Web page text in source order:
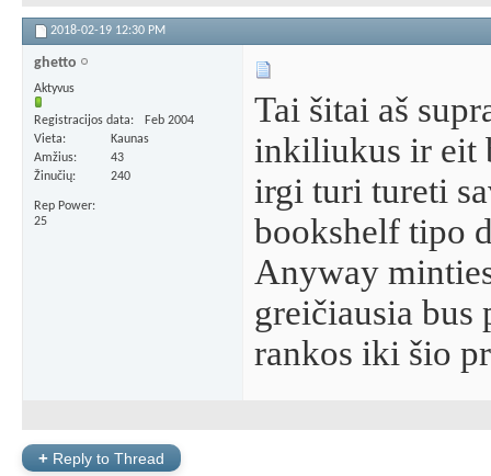
2018-02-19 12:30 PM
ghetto
Aktyvus
Registracijos data
Feb 2004
Vieta
Kaunas
Amžius
43
Žinučių
240
Rep Power
25
Tai šitai aš
inkiliukus ir eit
irgi turi tureti
bookshelf tipo
Anyway
greičiausia bus
rankos iki šio
+ Reply to Thread